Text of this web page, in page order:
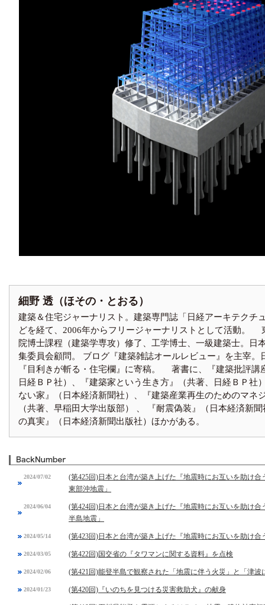
細野 透（ほその・とおる）
建築＆住宅ジャーナリスト。建築専門誌「日経アーキテクチ
どを経て、2006年からフリージャーナリストとして活動。
院博士課程（建築学専攻）修了、工学博士、一級建築士。日
集委員会顧問。 ブログ『建築雑誌オールレビュー』を主宰。
『目利きが斬る・住宅欄』に寄稿。 著書に、『建築批評講
日経ＢＰ社）、『建築家という生き方』（共著、日経ＢＰ社
ない家』（日本経済新聞社）、『建築産業再生のためのマネ
（共著、早稲田大学出版部） 、 『耐震偽装』（日本経済新
の真実』（日本経済新聞出版社）ほかがある。
2024/07/02
(第425回)日本と台湾が築き上げた『地震時にお互いを助け
東部沖地震」
2024/06/04
(第424回)日本と台湾が築き上げた『地震時にお互いを助け
半島地震」
2024/05/14 (第423回)日本と台湾が築き上げた『地震時にお互いを助け合
2024/03/05 (第422回)国交省の『タワマンに関する資料』を点検
2024/02/06 (第421回)能登半島で観察された「地震に伴う火災」と「津波
2024/01/23 (第420回)『いのちを見つける災害救助犬』の献身